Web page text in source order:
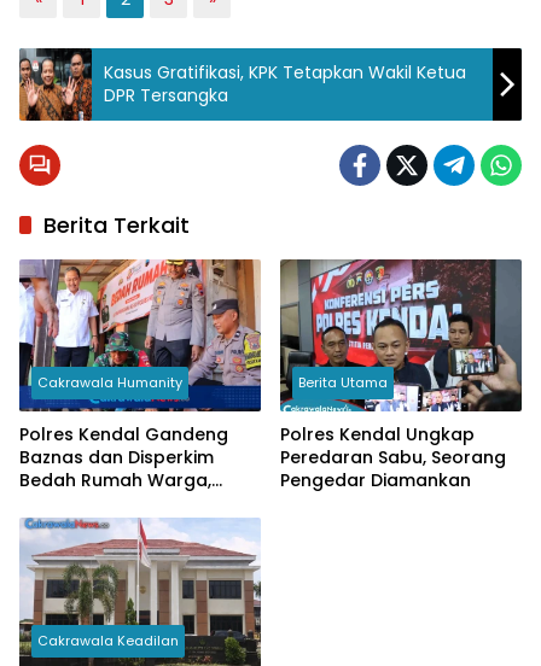
Kasus Gratifikasi, KPK Tetapkan Wakil Ketua
DPR Tersangka
Berita Terkait
Cakrawala Humanity
Polres Kendal Gandeng
Baznas dan Disperkim
Bedah Rumah Warga,
Kepedulian Polri
Berita Utama
Polres Kendal Ungkap
Peredaran Sabu, Seorang
Pengedar Diamankan
Cakrawala Keadilan